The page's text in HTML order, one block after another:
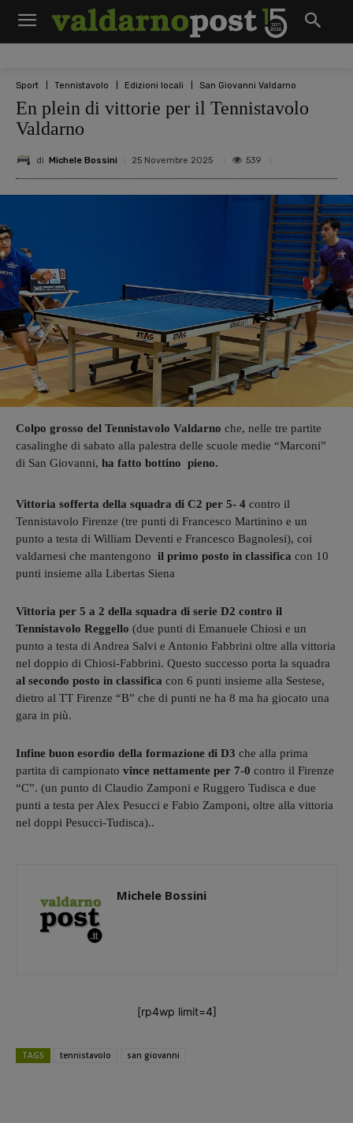
Sport Tennistavolo Edizioni locali San Giovanni Valdarno
En plein di vittorie per il Tennistavolo
Valdarno
di Michele Bossini 25 Novembre 2025 539
Colpo grosso del Tennistavolo Valdarno che, nelle tre partite
casalinghe di sabato alla palestra delle scuole medie “Marconi”
di San Giovanni, ha fatto bottino pieno.
Vittoria sofferta della squadra di C2 per 5- 4 contro il
Tennistavolo Firenze (tre punti di Francesco Martinino e un
punto a testa di William Deventi e Francesco Bagnolesi), coi
valdarnesi che mantengono il primo posto in classifica con 10
punti insieme alla Libertas Siena
Vittoria per 5 a 2 della squadra di serie D2 contro il
Tennistavolo Reggello (due punti di Emanuele Chiosi e un
punto a testa di Andrea Salvi e Antonio Fabbrini oltre alla vittoria
nel doppio di Chiosi-Fabbrini. Questo successo porta la squadra
al secondo posto in classifica con 6 punti insieme alla Sestese,
dietro al TT Firenze “B” che di punti ne ha 8 ma ha giocato una
gara in più.
Infine buon esordio della formazione di D3 che alla prima
partita di campionato vince nettamente per 7-0 contro il Firenze
“C”. (un punto di Claudio Zamponi e Ruggero Tudisca e due
punti a testa per Alex Pesucci e Fabio Zamponi, oltre alla vittoria
nel doppi Pesucci-Tudisca)..
Michele Bossini
[rp4wp limit=4]
TAGS tennistavolo san giovanni